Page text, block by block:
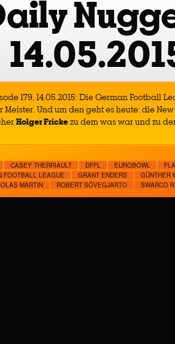
179, 14.05.2015: Die German Football
Und um den geht es heute: die New
Holger Frickezu dem was war und zu
CASEY THERRIAULT DFFL EUROBOWL
FOOTBALL LEAGUE GRANT ENDERS
GÜNTHER
MARTIN ROBERT SÖVEGJARTO SWARCO